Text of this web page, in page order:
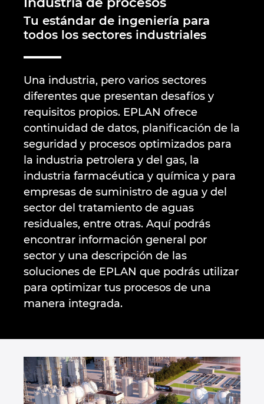
Tu estándar de ingeniería para
todos los sectores industriales
Una industria, pero varios sectores
diferentes que presentan desafíos y
requisitos propios. EPLAN ofrece
continuidad de datos, planificación de la
seguridad y procesos optimizados para
la industria petrolera y del gas, la
industria farmacéutica y química y para
empresas de suministro de agua y del
sector del tratamiento de aguas
residuales, entre otras. Aquí podrás
encontrar información general por
sector y una descripción de las
soluciones de EPLAN que podrás utilizar
para optimizar tus procesos de una
manera integrada.
Marítima
Automatización de edificios
Automatización de edificios
Configuración
Integración PDM / PLM
EPLAN Educacional para centros educativos
EPLAN Educacional para estudiantes
EPLAN Collaboration Apps
Blog
Contacto
Trust Center
Brunei
Bulgaria
Chile
China
China Taiwan
Colombia
Croatia
Czech Republic
Denmark
Finland
France
Germany
Greece